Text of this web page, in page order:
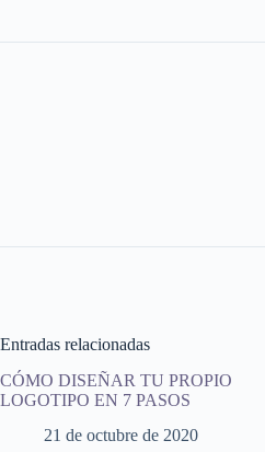
Entradas relacionadas
CÓMO DISEÑAR TU PROPIO
LOGOTIPO EN 7 PASOS
21 de octubre de 2020